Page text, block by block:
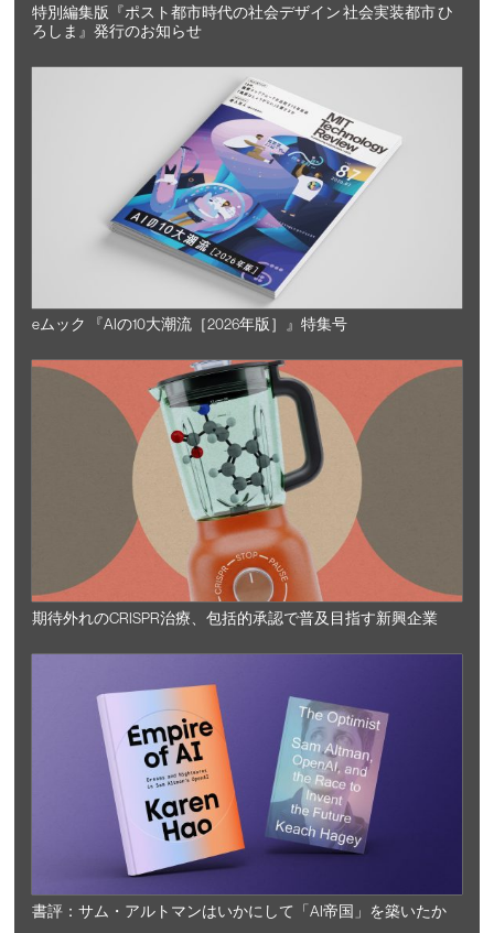
特別編集版『ポスト都市時代の社会デザイン 社会実装都市 ひ
ろしま』発行のお知らせ
eムック 『AIの10大潮流［2026年版］』特集号
期待外れのCRISPR治療、包括的承認で普及目指す新興企業
書評：サム・アルトマンはいかにして「AI帝国」を築いたか